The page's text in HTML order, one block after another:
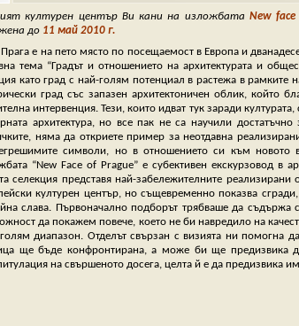
културен център Ви кани на изложбата New
до 11 май 2010 г.
е на пето място по посещаемост в Европа и
тема “Градът и отношението на архитектурата и
като град с най-голям потенциал в растежа в рамките
град със запазен архитектоничен облик, който
интервенция. Тези, които идват тук заради
архитектура, но все пак не са научили
няма да откриете пример за неотдавна
символи, но в отношението си към новото
“New Face of Prague” е субективен екскурзовод в
селекция представя най-забележителните
културен център, но същевременно показва
слава. Първоначално подборът трябваше да съдържа
да покажем повече, което не би навредило на
диапазон. Отделът свързан с визията ни помогна
ще бъде конфронтирана, а може би ще предизвика
на свършеното досега, целта й е да предизвика